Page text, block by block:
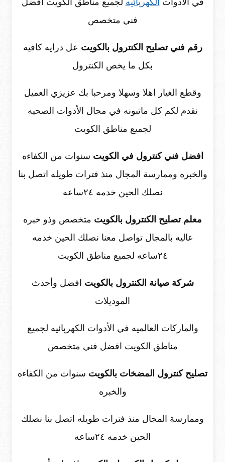
في الأدوات الكهربائيه لجميع مناطق الكويت افضل
فني متخصص
رقم فني تصليح الكنترول بالكويت عل درايه كافيه
بكل ما يخص الكنترول
وقطع الغيار اهلا وسهلا ومرحبا بك عزيزي العميل
نقدم لكم كل ماتبونه في مجال الأدوات الصحيه
لجميع مناطق الكويت
افضل فني كنترول في الكويت سنوات من الكفاءه
والخبره وممارسة المجال منذ فترات طويله اتصل بنا
نصلك الحين خدمه ٢٤ساعه
معلم تصليح الكنترول بالكويت متخصص وذو خبره
عاليه بالمجال تواصل معنا نصلك الحين خدمه
٢٤ساعه لجميع مناطق الكويت
شركة صيانة الكنترول بالكويت افضل وأحدث
الموديلات
والماركات العالميه في الأدوات الكهربائيه لجميع
مناطق الكويت افضل فني متخصص
تصليح كنترول المضخات بالكويت سنوات من الكفاءه
والخبره
وممارسة المجال منذ فترات طويله اتصل بنا نصلك
الحين خدمه ٢٤ساعه